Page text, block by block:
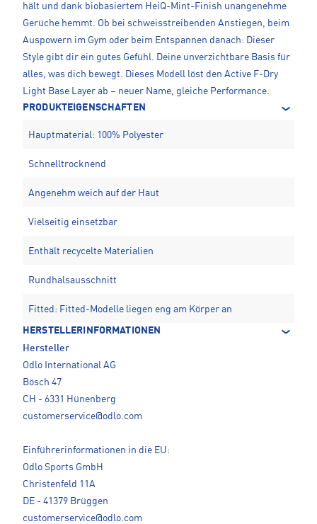
hält und dank biobasiertem HeiQ-Mint-Finish unangenehme
Gerüche hemmt. Ob bei schweisstreibenden Anstiegen, beim
Auspowern im Gym oder beim Entspannen danach: Dieser
Style gibt dir ein gutes Gefühl. Deine unverzichtbare Basis für
alles, was dich bewegt. Dieses Modell löst den Active F‑Dry
Light Base Layer ab – neuer Name, gleiche Performance.
PRODUKTEIGENSCHAFTEN
Hauptmaterial: 100% Polyester
Schnelltrocknend
Angenehm weich auf der Haut
Vielseitig einsetzbar
Enthält recycelte Materialien
Rundhalsausschnitt
Fitted: Fitted-Modelle liegen eng am Körper an
HERSTELLERINFORMATIONEN
Hersteller
Odlo International AG
Bösch 47
CH - 6331 Hünenberg
customerservice@odlo.com
Einführerinformationen in die EU:
Odlo Sports GmbH
Christenfeld 11A
DE - 41379 Brüggen
customerservice@odlo.com